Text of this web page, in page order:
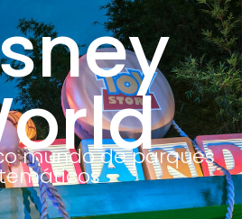
mundo de parques